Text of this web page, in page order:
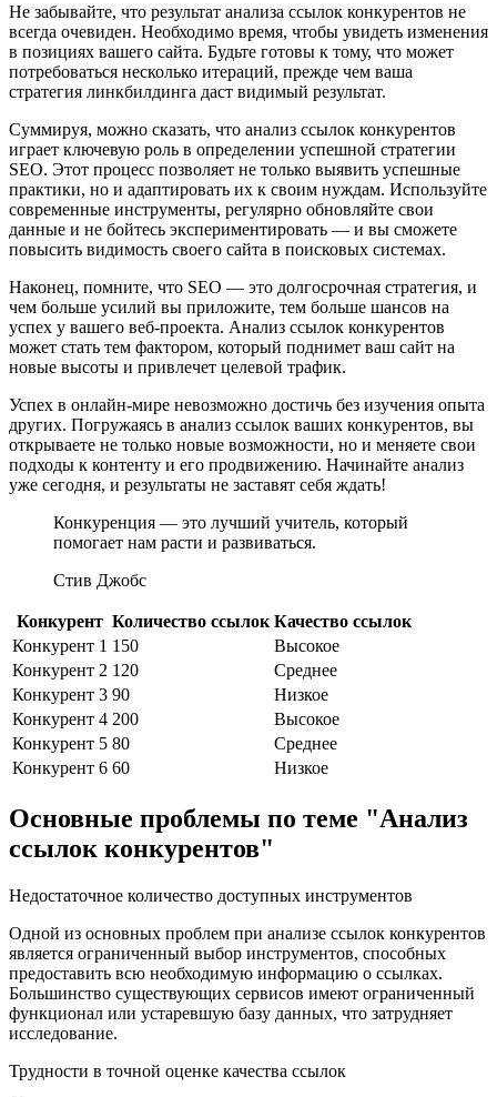
Не забывайте, что результат анализа ссылок конкурентов не
всегда очевиден. Необходимо время, чтобы увидеть изменения
в позициях вашего сайта. Будьте готовы к тому, что может
потребоваться несколько итераций, прежде чем ваша
стратегия линкбилдинга даст видимый результат.
Суммируя, можно сказать, что анализ ссылок конкурентов
играет ключевую роль в определении успешной стратегии
SEO. Этот процесс позволяет не только выявить успешные
практики, но и адаптировать их к своим нуждам. Используйте
современные инструменты, регулярно обновляйте свои
данные и не бойтесь экспериментировать — и вы сможете
повысить видимость своего сайта в поисковых системах.
Наконец, помните, что SEO — это долгосрочная стратегия, и
чем больше усилий вы приложите, тем больше шансов на
успех у вашего веб-проекта. Анализ ссылок конкурентов
может стать тем фактором, который поднимет ваш сайт на
новые высоты и привлечет целевой трафик.
Успех в онлайн-мире невозможно достичь без изучения опыта
других. Погружаясь в анализ ссылок ваших конкурентов, вы
открываете не только новые возможности, но и меняете свои
подходы к контенту и его продвижению. Начинайте анализ
уже сегодня, и результаты не заставят себя ждать!
Конкуренция — это лучший учитель, который
помогает нам расти и развиваться.
Стив Джобс
Конкурент Количество ссылок Качество ссылок
Конкурент 1 150
Высокое
Конкурент 2 120
Среднее
Конкурент 3 90
Низкое
Конкурент 4 200
Высокое
Конкурент 5 80
Среднее
Конкурент 6 60 Низкое
Основные проблемы по теме "Анализ
ссылок конкурентов"
Недостаточное количество доступных инструментов
Одной из основных проблем при анализе ссылок конкурентов
является ограниченный выбор инструментов, способных
предоставить всю необходимую информацию о ссылках.
Большинство существующих сервисов имеют ограниченный
функционал или устаревшую базу данных, что затрудняет
исследование.
Трудности в точной оценке качества ссылок